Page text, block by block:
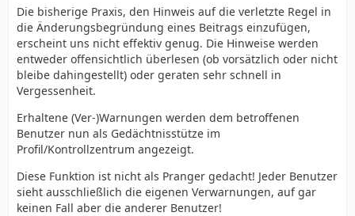
Die bisherige Praxis, den Hinweis auf die verletzte Regel in
die Änderungsbegründung eines Beitrags einzufügen,
erscheint uns nicht effektiv genug. Die Hinweise werden
entweder offensichtlich überlesen (ob vorsätzlich oder nicht
bleibe dahingestellt) oder geraten sehr schnell in
Vergessenheit.
Erhaltene (Ver-)Warnungen werden dem betroffenen
Benutzer nun als Gedächtnisstütze im
Profil/Kontrollzentrum angezeigt.
Diese Funktion ist nicht als Pranger gedacht! Jeder Benutzer
sieht ausschließlich die eigenen Verwarnungen, auf gar
keinen Fall aber die anderer Benutzer!